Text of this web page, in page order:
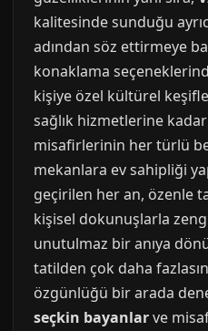
kalitesinde sunduğu
adından söz ettirmeye
konaklama
kişiye özel kültürel
sağlık hizmetlerine
misafirlerinin her türlü
mekanlara ev sahipliği
geçirilen her an, özenle
kişisel dokunuşlarla
unutulmaz bir anıya
tatilden çok daha
özgünlüğü bir arada
seçkin bayanlarve